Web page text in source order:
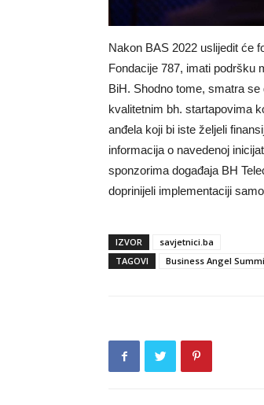
Nakon BAS 2022 uslijedit će
Fondacije 787, imati podršku
BiH. Shodno tome, smatra
kvalitetnim bh. startapovima
anđela koji bi iste željeli
informacija o navedenoj
sponzorima događaja BH
doprinijeli implementaciji
IZVOR
savjetnici.ba
TAGOVI
Business Angel